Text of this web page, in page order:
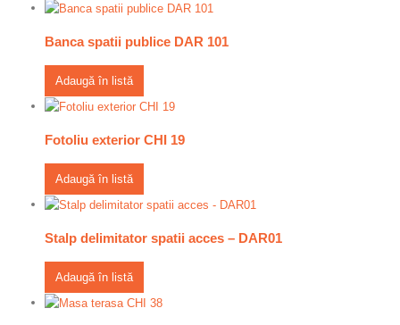
Banca spatii publice DAR 101
Adaugă în listă
Fotoliu exterior CHI 19
Adaugă în listă
Stalp delimitator spatii acces – DAR01
Adaugă în listă